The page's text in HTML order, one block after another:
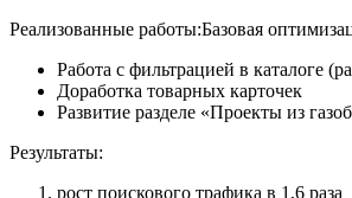
Реализованные работы:Базовая
Работа с фильтрацией в каталоге
Доработка товарных карточек
Развитие разделе «Проекты из
Результаты:
рост поискового трафика в 1,6 раза